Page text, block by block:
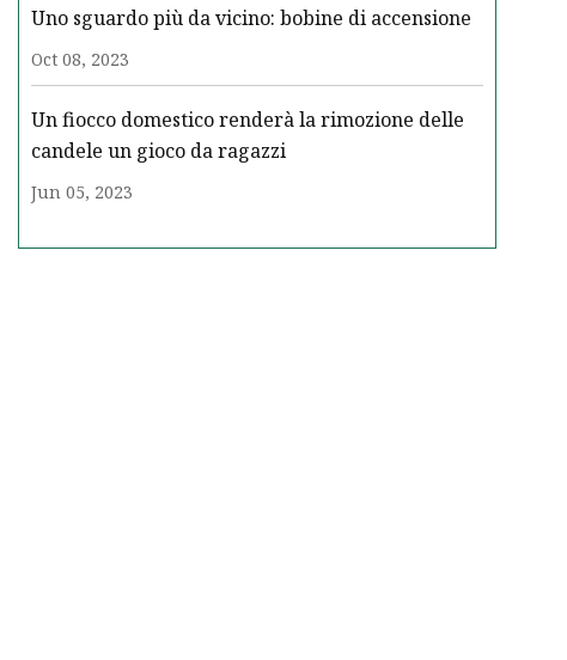
Uno sguardo più da vicino: bobine di accensione
Oct 08, 2023
Un fiocco domestico renderà la rimozione delle
candele un gioco da ragazzi
Jun 05, 2023